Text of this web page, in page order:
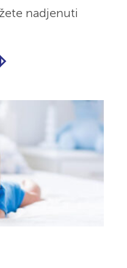
nadjenuti